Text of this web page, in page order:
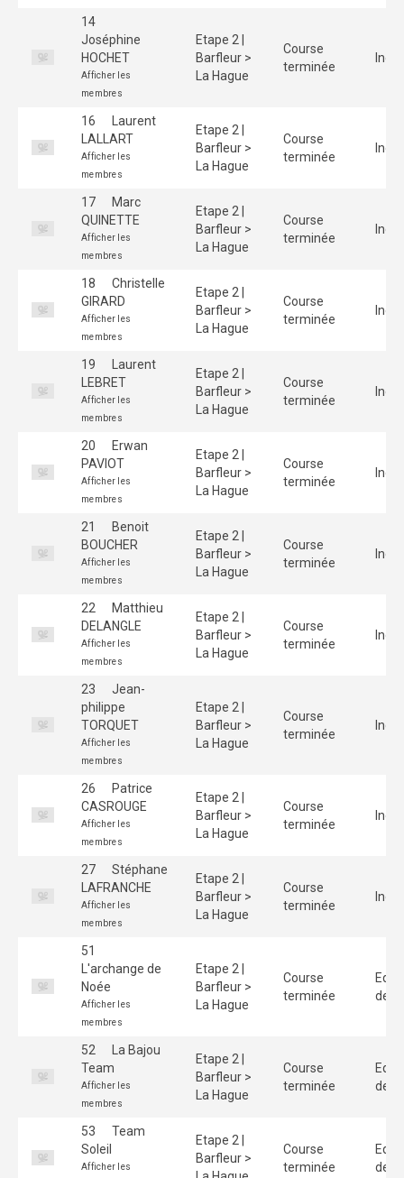
14
Joséphine
HOCHET
Afficher les
membres
Etape 2 |
Barfleur >
La Hague
Course
terminée
16
Laurent
LALLART
Afficher les
membres
Etape 2 |
Barfleur >
La Hague
Course
terminée
17
Marc
QUINETTE
Afficher les
membres
Etape 2 |
Barfleur >
La Hague
Course
terminée
18
Christelle
GIRARD
Afficher les
membres
Etape 2 |
Barfleur >
La Hague
Course
terminée
19
Laurent
LEBRET
Afficher les
membres
Etape 2 |
Barfleur >
La Hague
Course
terminée
20
Erwan
PAVIOT
Afficher les
membres
Etape 2 |
Barfleur >
La Hague
Course
terminée
21
Benoit
BOUCHER
Afficher les
membres
Etape 2 |
Barfleur >
La Hague
Course
terminée
22
Matthieu
DELANGLE
Afficher les
membres
Etape 2 |
Barfleur >
La Hague
Course
terminée
23
Jean-
philippe
TORQUET
Afficher les
membres
Etape 2 |
Barfleur >
La Hague
Course
terminée
26
Patrice
CASROUGE
Afficher les
membres
Etape 2 |
Barfleur >
La Hague
Course
terminée
27
Stéphane
LAFRANCHE
Afficher les
membres
Etape 2 |
Barfleur >
La Hague
Course
terminée
51
L'archange de
Noée
Afficher les
membres
Etape 2 |
Barfleur >
La Hague
Course
terminée
de 3
52
La Bajou
Team
Afficher les
membres
Etape 2 |
Barfleur >
La Hague
Course
terminée
de 3
53
Team
Soleil
Afficher les
Etape 2 |
Barfleur >
Course
terminée
de 3